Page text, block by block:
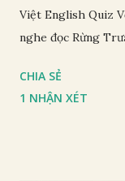
Việt English Quiz
nghe đọc Rừng
CHIA SẺ
1 NHẬN XÉT